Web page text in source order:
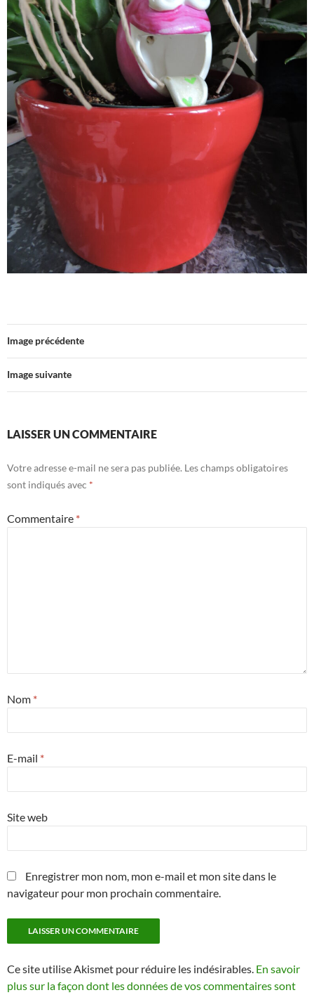
Image précédente
Image suivante
LAISSER UN COMMENTAIRE
Votre adresse e-mail ne sera pas publiée. Les champs obligatoires
sont indiqués avec *
Commentaire *
Nom *
E-mail *
Site web
Enregistrer mon nom, mon e-mail et mon site dans le
navigateur pour mon prochain commentaire.
Ce site utilise Akismet pour réduire les indésirables. En savoir
plus sur la façon dont les données de vos commentaires sont